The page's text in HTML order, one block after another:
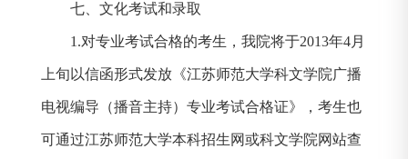
七、文化考试和录取
1.对专业考试合格的考生，我院将于2013年4月
上旬以信函形式发放《江苏师范大学科文学院广播
电视编导（播音主持）专业考试合格证》，考生也
可通过江苏师范大学本科招生网或科文学院网站查